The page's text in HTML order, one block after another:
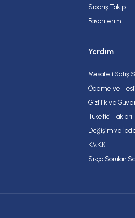
Sipariş Takip
Favorilerim
Yardım
Mesafeli Satış
Ödeme ve
Gizlilik ve
Tüketici Hakları
Değişim ve
K.V.K.K
Sıkça Sorulan